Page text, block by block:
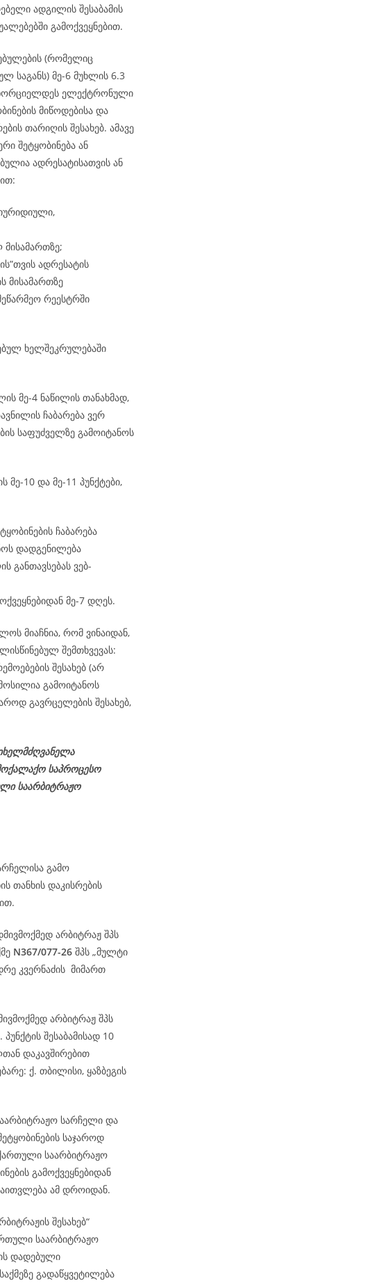
ადგილის შესაბამის
გამოქვეყნებით.
(რომელიც
საგანს) მე-6 მუხლის 6.3
ელექტრონული
მიწოდებისა და
თარიღის შესახებ. ამავე
შეტყობინება ან
ადრესატისათვის ან
ადრესატის
მისამართზე
რეესტრში
ხელშეკრულებაში
მე-4 ნაწილის თანახმად,
ჩაბარება ვერ
საფუძველზე გამოიტანოს
მე-10 და მე-11 პუნქტები,
ჩაბარება
დადგენილება
განთავსებას ვებ-
მე-7 დღეს.
მიაჩნია, რომ ვინაიდან,
შემთხვევას:
შესახებ (არ
გამოიტანოს
გავრცელების შესახებ,
საპროცესო
საარბიტრაჟო
გამო
თანხის დაკისრების
არბიტრაჟ შპს
N367/077-26 შპს „მულტი
კვერნაძის მიმართ
არბიტრაჟ შპს
შესაბამისად 10
დაკავშირებით
ქ. თბილისი, ყაზბეგის
სარჩელი და
საჯაროდ
საარბიტრაჟო
გამოქვეყნებიდან
ამ დროიდან.
შესახებ“
საარბიტრაჟო
დადებული
გადაწყვეტილება